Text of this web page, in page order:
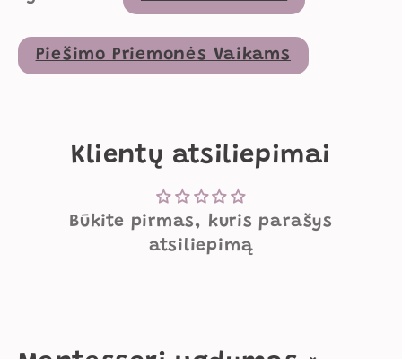
Piešimo Priemonės Vaikams
Klientų atsiliepimai
Būkite pirmas, kuris parašys
atsiliepimą